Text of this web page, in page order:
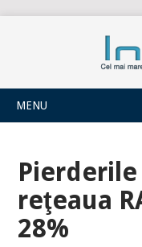
MENU
reţeaua
28%